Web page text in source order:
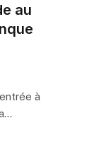
au
à